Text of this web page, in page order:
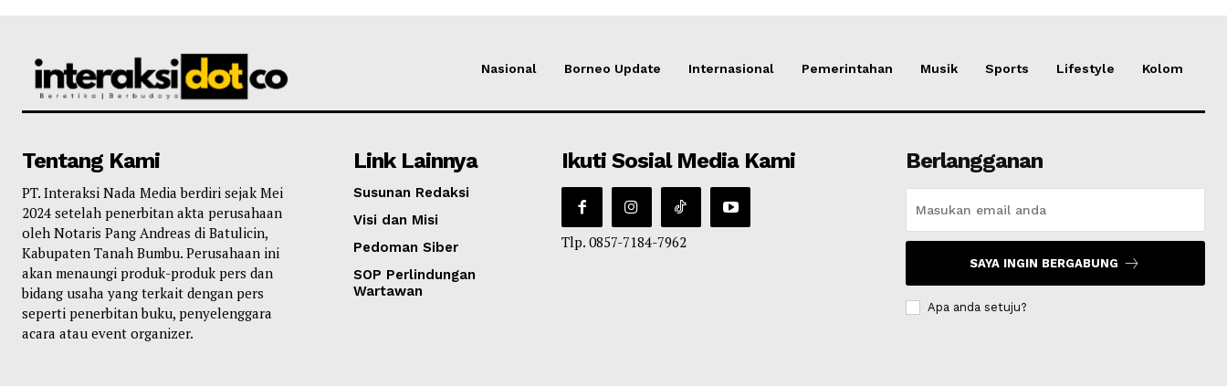
Nasional Borneo Update Internasional Pemerintahan Musik Sports Lifestyle Kolom
Tentang Kami
PT. Interaksi Nada Media berdiri sejak Mei
2024 setelah penerbitan akta perusahaan
oleh Notaris Pang Andreas di Batulicin,
Kabupaten Tanah Bumbu. Perusahaan ini
akan menaungi produk-produk pers dan
bidang usaha yang terkait dengan pers
seperti penerbitan buku, penyelenggara
acara atau event organizer.
Link Lainnya
Susunan Redaksi
Visi dan Misi
Pedoman Siber
SOP Perlindungan
Wartawan
Ikuti Sosial Media Kami
Tlp. 0857-7184-7962
Berlangganan
SAYA INGIN BERGABUNG
Apa anda setuju?